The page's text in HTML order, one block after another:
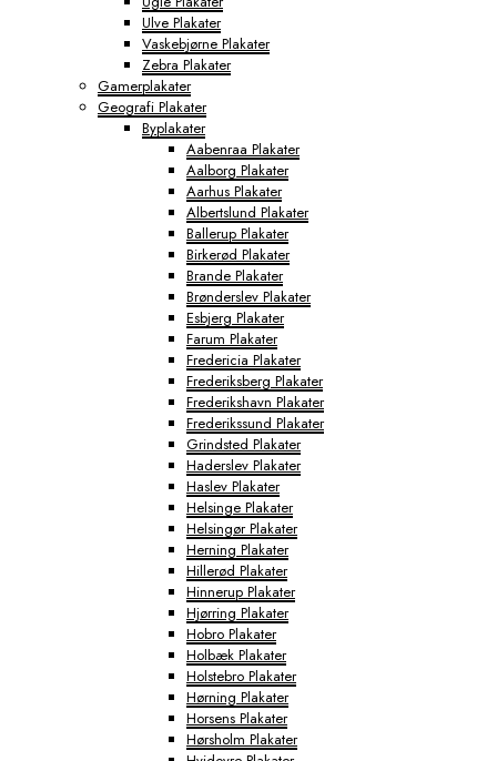
Ulve Plakater
Vaskebjørne Plakater
Zebra Plakater
Gamerplakater
Geografi Plakater
Byplakater
Aabenraa Plakater
Aalborg Plakater
Aarhus Plakater
Albertslund Plakater
Ballerup Plakater
Birkerød Plakater
Brande Plakater
Brønderslev Plakater
Esbjerg Plakater
Farum Plakater
Fredericia Plakater
Frederiksberg Plakater
Frederikshavn Plakater
Frederikssund Plakater
Grindsted Plakater
Haderslev Plakater
Haslev Plakater
Helsinge Plakater
Helsingør Plakater
Herning Plakater
Hillerød Plakater
Hinnerup Plakater
Hjørring Plakater
Hobro Plakater
Holbæk Plakater
Holstebro Plakater
Hørning Plakater
Horsens Plakater
Hørsholm Plakater